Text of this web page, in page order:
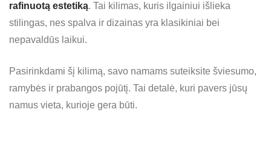
rafinuotą estetiką. Tai kilimas, kuris ilgainiui išlieka
stilingas, nes spalva ir dizainas yra klasikiniai bei
nepavaldūs laikui.
Pasirinkdami šį kilimą, savo namams suteiksite šviesumo,
ramybės ir prabangos pojūtį. Tai detalė, kuri pavers jūsų
namus vieta, kurioje gera būti.